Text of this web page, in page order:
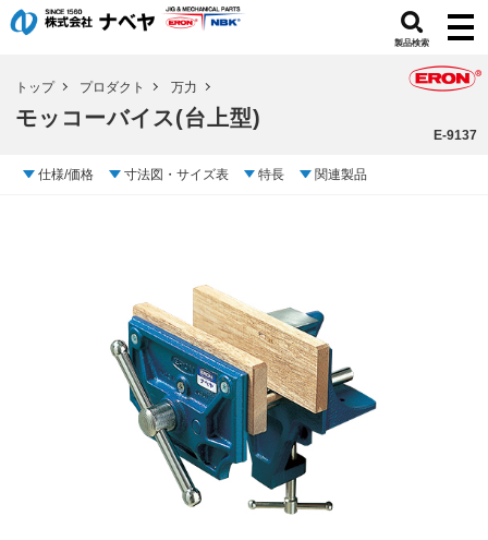
製品検索
トップ プロダクト 万力
モッコーバイス(台上型)
E-9137
仕様/価格 寸法図・サイズ表 特長 関連製品